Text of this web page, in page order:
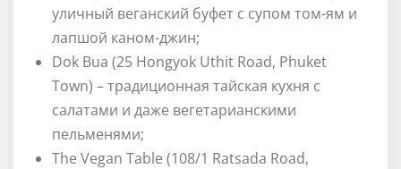
уличный веганский буфет с супом том-ям и
лапшой каном-джин;
Dok Bua (25 Hongyok Uthit Road, Phuket
Town) – традиционная тайская кухня с
салатами и даже вегетарианскими
пельменями;
The Vegan Table (108/1 Ratsada Road,